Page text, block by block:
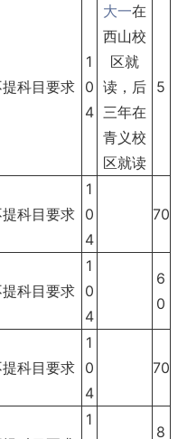
科目要求
1
0
4
大一在
西山校
区就
读，后
三年在
青义校
区就读
5
科目要求
1
0
4
70
科目要求
1
0
4
6
0
科目要求
1
0
4
70
1
8